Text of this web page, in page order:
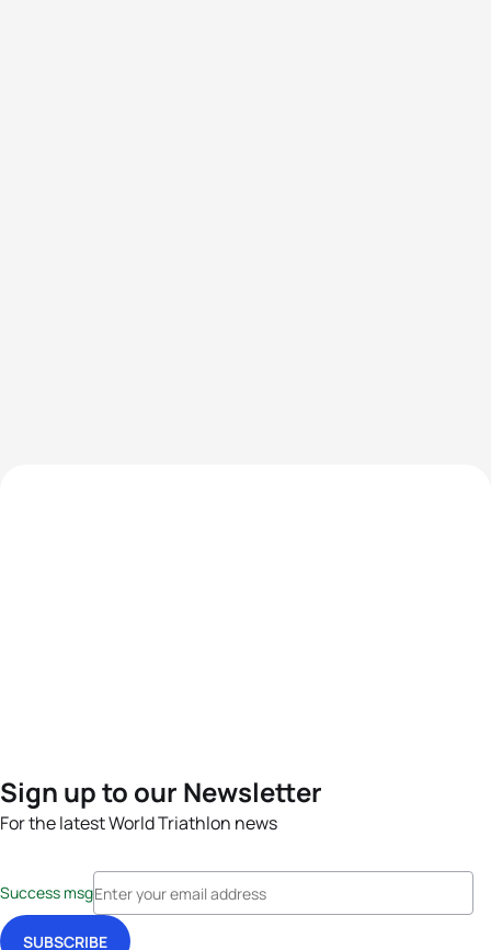
Sign up to our Newsletter
For the latest World Triathlon news
Success msg